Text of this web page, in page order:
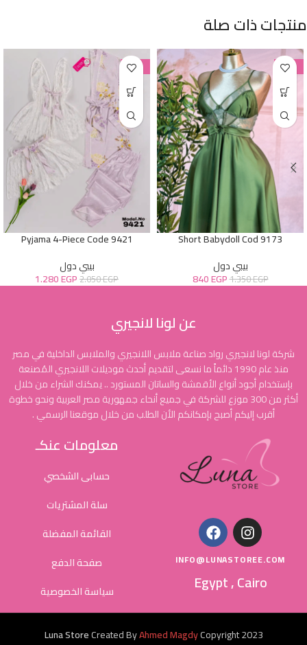
منتجات ذات صلة
-38%
Short Babydoll Cod 9173
بيبي دول
1.350EGP
840EGP
-38%
Pyjama 4-Piece Code 9421
بيبي دول
2.050EGP
1.280EGP
عن لونا لانجيري
شركة لونا لانجيري رواد صناعة ملابس اللانجيري والملابس الداخلية في مصر
منذ عام 1990 دائماً ما نسعى لتقديم أحدث موديلات اللانجيري المُصنعة
بإستخدام أجود أنواع الأقمشة والساتان المستورد .. يمكنك الشراء من خلال
أكثر من 300 موزع للشركة في جميع أنحاء جمهورية مصر العربية ونحو خطوة
أقرب إليكم أصبح بإمكانكم الأن الطلب من خلال موقعنا الرسمي .
INFO@LUNASTOREE.COM
Egypt , Cairo
معلومات عنكـ
حسابى الشخصي
سلة المشتريات
القائمة المفضلة
صفحة الدفع
سياسة الخصوصية
Luna StoreCreated ByAhmed MagdyCopyright2023